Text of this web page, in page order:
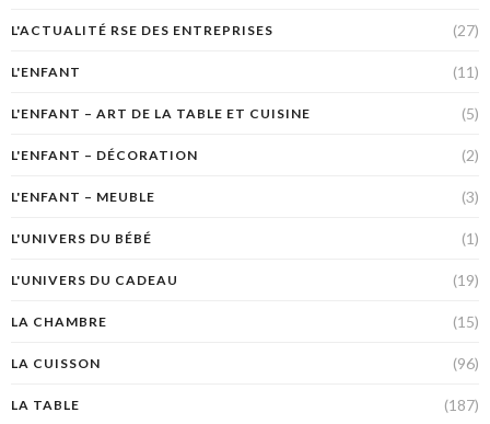
L'ACTUALITÉ RSE DES ENTREPRISES (27)
L'ENFANT (11)
L'ENFANT – ART DE LA TABLE ET CUISINE (5)
L'ENFANT – DÉCORATION (2)
L'ENFANT – MEUBLE (3)
L'UNIVERS DU BÉBÉ (1)
L'UNIVERS DU CADEAU (19)
LA CHAMBRE (15)
LA CUISSON (96)
LA TABLE (187)